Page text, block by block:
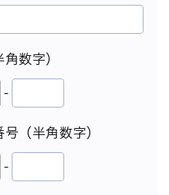
数字）
-
（半角数字）
-